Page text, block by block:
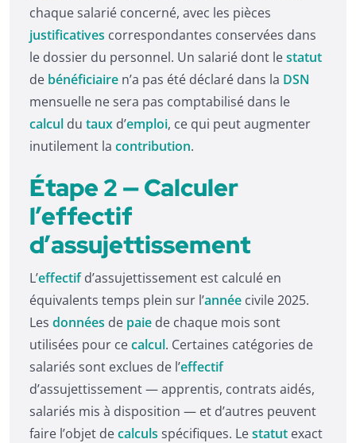
chaque salarié concerné, avec les pièces
justificatives correspondantes conservées dans
le dossier du personnel. Un salarié dont lestatut
de bénéficiaire n’a pas été déclaré dans la DSN
mensuelle ne sera pas comptabilisé dans le
calcul du taux d’emploi, ce qui peut augmenter
inutilement la contribution.
Étape 2 — Calculer
l’effectif
d’assujettissement
L’effectifd’assujettissement est calculé en
équivalents temps plein sur l’année civile 2025.
Les données de paie de chaque mois sont
utilisées pour cecalcul. Certaines catégories de
salariés sont exclues de l’effectif
d’assujettissement — apprentis, contrats aidés,
salariés mis à disposition — et d’autres peuvent
faire l’objet decalculs spécifiques. Lestatut exact